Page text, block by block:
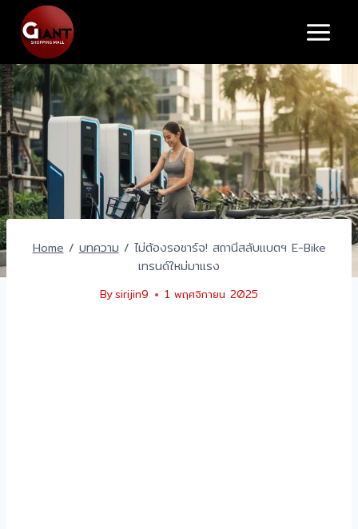
content
Home / บทความ / ไม่ต้องรอชาร์จ! สถานีสลับแบตฯ E-Bike
เทรนด์ใหม่มาแรง
Bysirijin9 1 พฤศจิกายน 2025